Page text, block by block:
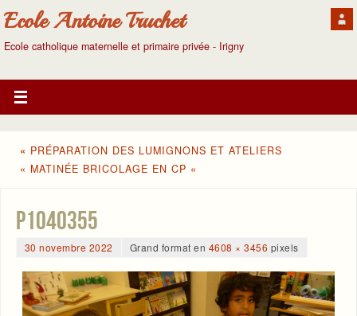
Ecole Antoine Truchet
Ecole catholique maternelle et primaire privée - Irigny
« PRÉPARATION DES LUMIGNONS ET ATELIERS
« MATINÉE BRICOLAGE EN CP «
P1040355
30 novembre 2022 Grand format en 4608 × 3456 pixels